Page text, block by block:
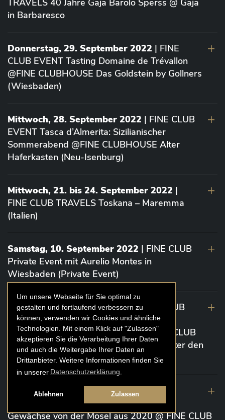
Um unsere Webseite für Sie optimal zu
gestalten und fortlaufend verbessern zu
können, verwenden wir Cookies und ähnliche
Technologien. Mit einem Klick auf "Zulassen"
akzeptieren Sie die Verarbeitung Ihrer Daten
und auch die Weitergabe Ihrer Daten an
Drittanbieter. Weitere Informationen finden Sie
in unserer Datenschutzerklärung.
Ablehnen Zulassen
in Barbaresco
Donnerstag, 29. September 2022 | FINE
CLUB EVENT Tasting Domaine de Trévallon
@FINE CLUBHOUSE Das Goldstein by Gollners
(Wiesbaden)
Mittwoch, 28. September 2022 | FINE CLUB
EVENT Tasca d’Almerita: Sizilianischer
Sommerabend @FINE CLUBHOUSE Alter
Haferkasten (Neu-Isenburg)
Mittwoch, 21. bis 24. September 2022 |
FINE CLUB TRAVELS Toskana – Maremma
(Italien)
Samstag, 10. September 2022 | FINE CLUB
Private Event mit Aurelio Montes in
Wiesbaden (Private Event)
Dienstag 6. September 2022 | FINE CLUB
Event „Die glorreichen 7” Bordeaux von
Vignoble Comtes von Neipperg @ FINE CLUB
CLUBHOUSE Ex Château / EINSTEIN Unter den
Linden (Berlin)
19. August 2022
| FINE CLUB Academy
Caviar „Die glorreichen 7“ Riesling Große
Gewächse von der Mosel aus 2020 @ FINE CLUB